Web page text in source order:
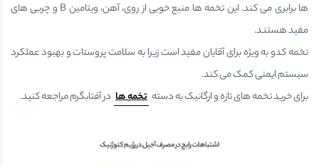
ها برابری می کند. این تخمه ها منبع خوبی از روی، آهن، ویتامین B و چربی های
مفید هستند.
تخمه کدو به ویژه برای آقایان مفید است زیرا به سلامت پروستات و بهبود عملکرد
سیستم ایمنی کمک می کند.
برای خرید تخمه های تازه و ارگانیک به دسته تخمه ها در آفتابگرم مراجعه کنید.